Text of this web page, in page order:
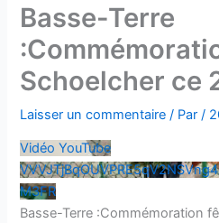
Basse-Terre
Schoelcher ce
Laisser un commentaire / Par/
Vidéo YouTube
M3FR
Basse-Terre :Commémoration